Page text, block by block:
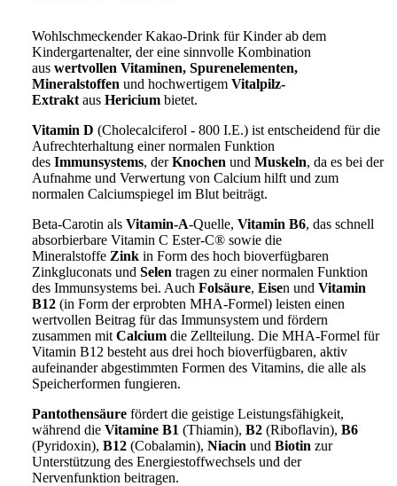
Wohlschmeckender Kakao-Drink für Kinder ab dem
Kindergartenalter, der eine sinnvolle Kombination
aus wertvollen Vitaminen, Spurenelementen,
Mineralstoffen und hochwertigem Vitalpilz-
Extrakt aus Hericium bietet.
Vitamin D (Cholecalciferol - 800 I.E.) ist entscheidend für die
Aufrechterhaltung einer normalen Funktion
des Immunsystems, der Knochen und Muskeln, da es bei der
Aufnahme und Verwertung von Calcium hilft und zum
normalen Calciumspiegel im Blut beiträgt.
Beta-Carotin als Vitamin-A-Quelle, Vitamin B6, das schnell
absorbierbare Vitamin C Ester-C® sowie die
Mineralstoffe Zink in Form des hoch bioverfügbaren
Zinkgluconats und Selen tragen zu einer normalen Funktion
des Immunsystems bei. Auch Folsäure, Eisen und Vitamin
B12 (in Form der erprobten MHA-Formel) leisten einen
wertvollen Beitrag für das Immunsystem und fördern
zusammen mit Calcium die Zellteilung. Die MHA-Formel für
Vitamin B12 besteht aus drei hoch bioverfügbaren, aktiv
aufeinander abgestimmten Formen des Vitamins, die alle als
Speicherformen fungieren.
Pantothensäure fördert die geistige Leistungsfähigkeit,
während die Vitamine B1 (Thiamin), B2 (Riboflavin), B6
(Pyridoxin), B12 (Cobalamin), Niacin und Biotin zur
Unterstützung des Energiestoffwechsels und der
Nervenfunktion beitragen.